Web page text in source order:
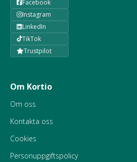
Facebook
Instagram
LinkedIn
TikTok
Trustpilot
Om Kortio
Om oss
Kontakta oss
Cookies
Personuppgiftspolicy